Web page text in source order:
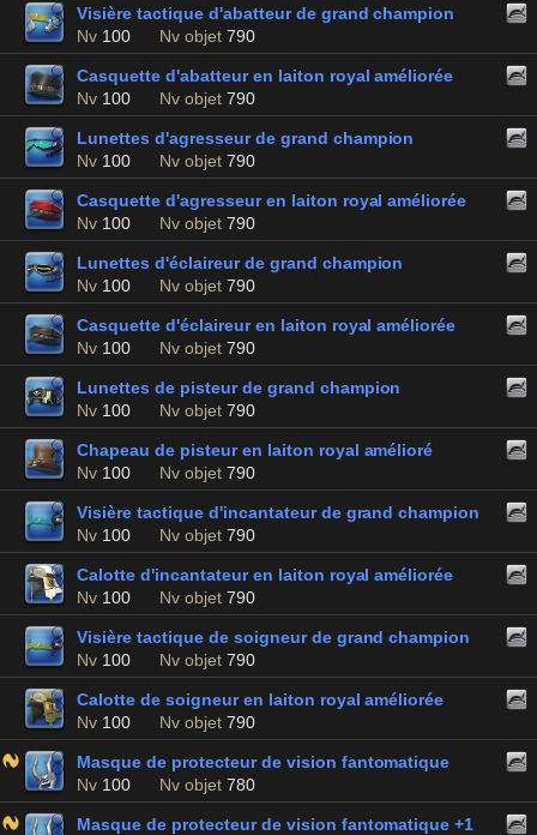
Visière tactique d'abatteur de grand champion
Nv 100 Nv objet 790
Casquette d'abatteur en laiton royal améliorée
Nv 100 Nv objet 790
Lunettes d'agresseur de grand champion
Nv 100 Nv objet 790
Casquette d'agresseur en laiton royal améliorée
Nv 100 Nv objet 790
Lunettes d'éclaireur de grand champion
Nv 100 Nv objet 790
Casquette d'éclaireur en laiton royal améliorée
Nv 100 Nv objet 790
Lunettes de pisteur de grand champion
Nv 100 Nv objet 790
Chapeau de pisteur en laiton royal amélioré
Nv 100 Nv objet 790
Visière tactique d'incantateur de grand champion
Nv 100 Nv objet 790
Calotte d'incantateur en laiton royal améliorée
Nv 100 Nv objet 790
Visière tactique de soigneur de grand champion
Nv 100 Nv objet 790
Calotte de soigneur en laiton royal améliorée
Nv 100 Nv objet 790
Masque de protecteur de vision fantomatique
Nv 100 Nv objet 780
Masque de protecteur de vision fantomatique +1